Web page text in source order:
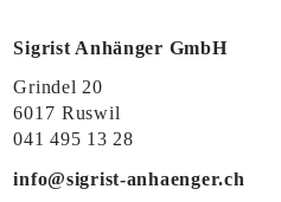
Sigrist Anhänger GmbH
Grindel 20
6017 Ruswil
041 495 13 28
info@sigrist-anhaenger.ch